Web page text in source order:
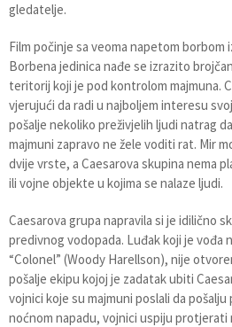
gledatelje.
Film počinje sa veoma napetom borbom
Borbena jedinica nađe se izrazito
teritorij koji je pod kontrolom majmuna.
vjerujući da radi u najboljem interesu
pošalje nekoliko preživjelih ljudi natrag
majmuni zapravo ne žele voditi rat. Mir
dvije vrste, a Caesarova skupina nema
ili vojne objekte u kojima se nalaze ljudi.
Caesarova grupa napravila si je idilično
predivnog vodopada. Luđak koji je vođa
“Colonel” (Woody Harellson), nije
pošalje ekipu kojoj je zadatak ubiti
vojnici koje su majmuni poslali da
noćnom napadu, vojnici uspiju protjerati